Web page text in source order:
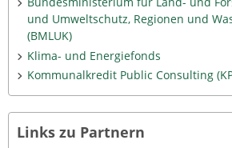
und Umweltschutz, Regionen und
(BMLUK)
Klima- und Energiefonds
Kommunalkredit Public Consulting
Links zu Partnern